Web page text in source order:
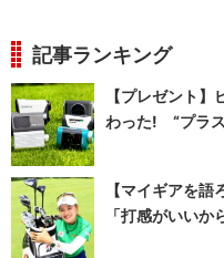
記事ランキング
【プレゼント
わった! “プラ
【マイギアを
「打感がいいか